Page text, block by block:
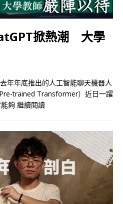
掀熱潮 大學
年年底推出的人工智能聊天機器人
trained Transformer）近日一躍
夠 繼續閱讀